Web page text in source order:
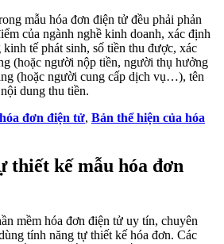
mẫu hóa đơn điện tử đều phải phản
của ngành nghề kinh doanh, xác định
tế phát sinh, số tiền thu được, xác
(hoặc người nộp tiền, người thụ hưởng
(hoặc người cung cấp dịch vụ…), tên
dung thu tiền.
đơn điện tử, Bản thể hiện của hóa
thiết kế mẫu hóa đơn
mềm hóa đơn điện tử uy tín, chuyên
tính năng tự thiết kế hóa đơn. Các